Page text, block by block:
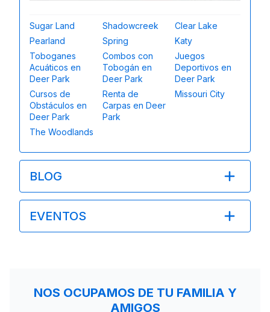
Sugar Land Shadowcreek
Clear Lake
Pearland
Spring
Katy
Toboganes
Acuáticos en
Deer Park
Combos con
Tobogán en
Deer Park
Juegos
Deportivos en
Deer Park
Cursos de
Obstáculos en
Deer Park
Renta de
Carpas en Deer
Park
Missouri City
The Woodlands
BLOG
EVENTOS
NOS OCUPAMOS DE TU FAMILIA Y
AMIGOS